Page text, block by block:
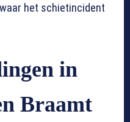
het schietincident
in
Braamt